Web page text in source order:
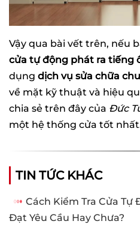
Vậy qua bài vết trên, nếu
cửa tự động phát ra tiếng
dụng dịch vụ sửa chữa
về mặt kỹ thuật và hiệu
chia sẻ trên đây của Đức
một hệ thống cửa tốt
TIN TỨC KHÁC
Cách Kiểm Tra Cửa
Đạt Yêu Cầu Hay Chưa?